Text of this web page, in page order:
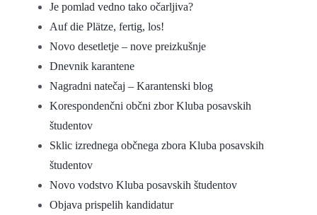
Je pomlad vedno tako očarljiva?
Auf die Plätze, fertig, los!
Novo desetletje – nove preizkušnje
Dnevnik karantene
Nagradni natečaj – Karantenski blog
Korespondenčni občni zbor Kluba posavskih
študentov
Sklic izrednega občnega zbora Kluba posavskih
študentov
Novo vodstvo Kluba posavskih študentov
Objava prispelih kandidatur